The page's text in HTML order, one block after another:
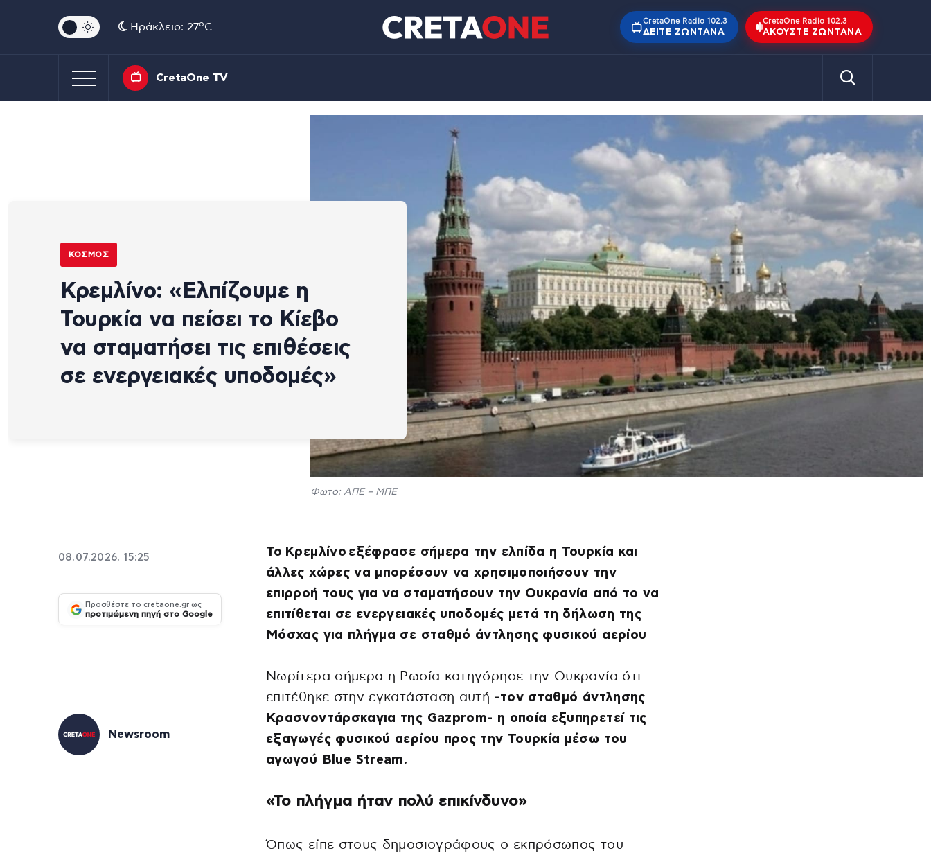
Ηράκλειο: 27oC
CretaOne Radio 102,3
ΔΕΊΤΕ ΖΩΝΤΑΝΆ
CretaOne Radio 102,3
ΑΚΟΎΣΤΕ ΖΩΝΤΑΝΆ
CretaOne TV
ΚΌΣΜΟΣ
Κρεμλίνο: «Ελπίζουμε η
Τουρκία να πείσει το Κίεβο
να σταματήσει τις επιθέσεις
σε ενεργειακές υποδομές»
Φωτο: ΑΠΕ – ΜΠΕ
08.07.2026, 15:25
Προσθέστε το cretaone.gr ως
προτιμώμενη πηγή στο Google
Newsroom
To Κρεμλίνο εξέφρασε σήμερα την ελπίδα η Τουρκία και
άλλες χώρες να μπορέσουν να χρησιμοποιήσουν την
επιρροή τους για να σταματήσουν την Ουκρανία από το να
επιτίθεται σε ενεργειακές υποδομές μετά τη δήλωση της
Μόσχας για πλήγμα σε σταθμό άντλησης φυσικού αερίου
Νωρίτερα σήμερα η Ρωσία κατηγόρησε την Ουκρανία ότι
επιτέθηκε στην εγκατάσταση αυτή -τον σταθμό άντλησης
Κρασνοντάρσκαγια της Gazprom- η οποία εξυπηρετεί τις
εξαγωγές φυσικού αερίου προς την Τουρκία μέσω του
αγωγού Blue ⁠Stream.
«Το πλήγμα ήταν πολύ επικίνδυνο»
Όπως είπε στους δημοσιογράφους ο εκπρόσωπος του